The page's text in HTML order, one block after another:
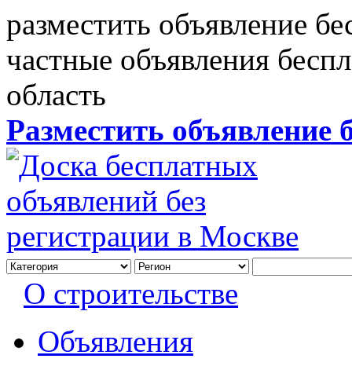
разместить объявление
частные объявления
область
Разместить объявление
О строительстве
Объявления